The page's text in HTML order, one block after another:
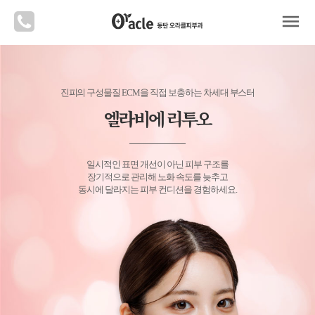
menu
진피의 구성물질 ECM을 직접 보충하는 차세대 부스터
엘라비에 리투오
일시적인 표면 개선이 아닌 피부 구조를
장기적으로 관리해 노화 속도를 늦추고
동시에 달라지는 피부 컨디션을 경험하세요.